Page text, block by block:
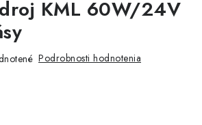
KML 60W/24V
Podrobnosti hodnotenia